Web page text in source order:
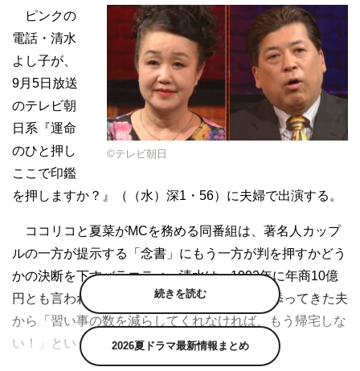
©テレビ朝日
ピンクの
電話・清水
よし子が、
9月5日放送
のテレビ朝
日系『運命
のひと押し
ここで印鑑
を押しますか？』（（水）深1・56）に夫婦で出演する。
ココリコと夏菜がMCを務める同番組は、著名人カップ
ルの一方が提示する「念書」にもう一方が判を押すかどう
かの決断を下すバラエティ。清水は、1992年に年商10億
円とも言われる出版社社長と結婚。26年連れ添ってきた夫
から「習い事の数を減らしてくれなければ、もう帰宅しな
い！」という念書を突きつけられる。
続きを読む
2026夏ドラマ最新情報まとめ